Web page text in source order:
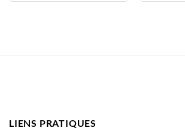
LIENS PRATIQUES